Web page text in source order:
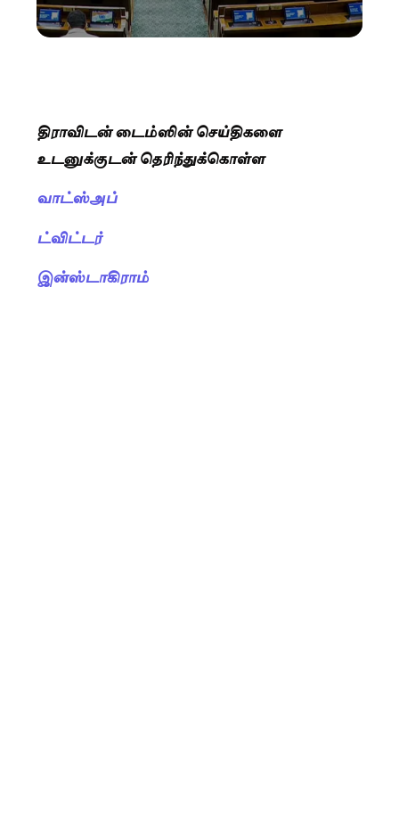
திராவிடன் டைம்ஸின் செய்திகளை
உடனுக்குடன் தெரிந்துக்கொள்ள
வாட்ஸ்அப்
ட்விட்டர்
இன்ஸ்டாகிராம்